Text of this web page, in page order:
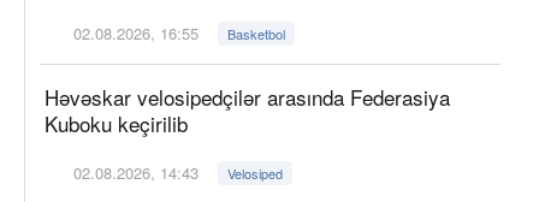
02.08.2026, 16:55 Basketbol
Həvəskar velosipedçilər arasında Federasiya
Kuboku keçirilib
02.08.2026, 14:43 Velosiped